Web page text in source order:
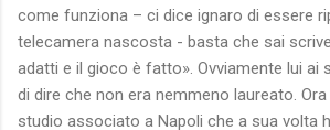
come funziona – ci dice ignaro di essere
telecamera nascosta - basta che sai
adatti e il gioco è fatto». Ovviamente lui ai
di dire che non era nemmeno laureato.
studio associato a Napoli che a sua volta